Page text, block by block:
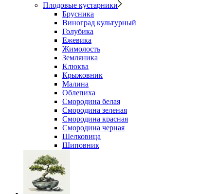
Плодовые кустарники
Брусника
Виноград культурный
Голубика
Ежевика
Жимолость
Земляника
Клюква
Крыжовник
Малина
Облепиха
Смородина белая
Смородина зеленая
Смородина красная
Смородина черная
Шелковица
Шиповник